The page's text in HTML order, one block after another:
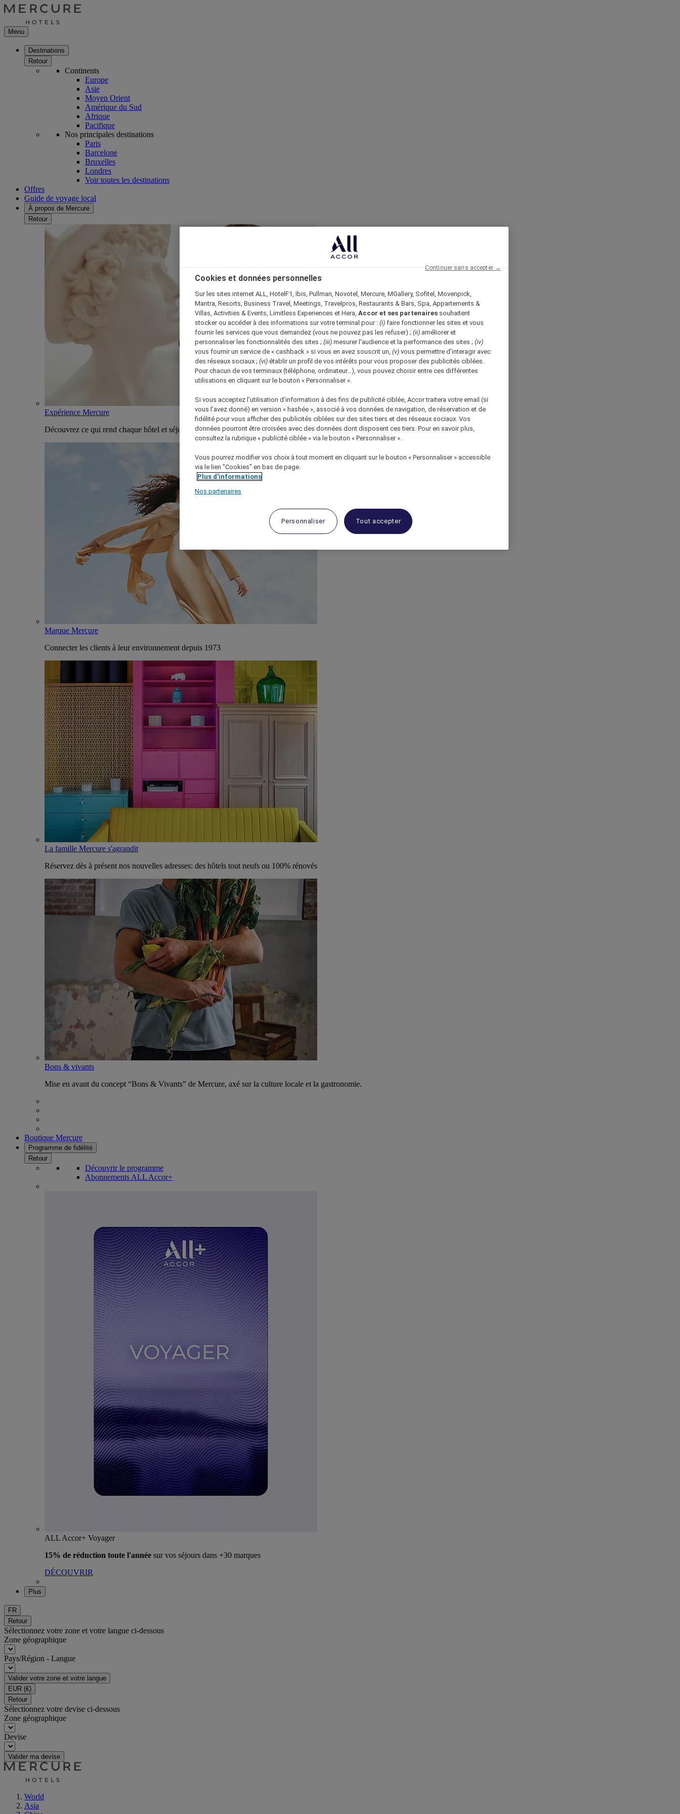
Menu
Destinations
Retour
Continents
Europe
Asie
Moyen Orient
Amérique du Sud
Afrique
Pacifique
Nos principales destinations
Paris
Barcelone
Bruxelles
Londres
Voir toutes les destinations
Offres
Guide de voyage local
À propos de Mercure
Retour
Expérience Mercure
Découvrez ce qui rend chaque hôtel et séjour Mercure unique
Marque Mercure
Connecter les clients à leur environnement depuis 1973
La famille Mercure s'agrandit
Réservez dès à présent nos nouvelles adresses: des hôtels tout neufs ou 100% rénovés
Bons & vivants
Mise en avant du concept “Bons & Vivants” de Mercure, axé sur la culture locale et la gastronomie.
Boutique Mercure
Programme de fidélité
Retour
Découvrir le programme
Abonnements ALL Accor+
ALL Accor+ Voyager
15% de réduction toute l'année sur vos séjours dans +30 marques
DÉCOUVRIR
Plus
FR
Retour
Sélectionnez votre zone et votre langue ci-dessous
Zone géographique
Pays/Région - Langue
Valider votre zone et votre langue
EUR (€)
Retour
Sélectionnez votre devise ci-dessous
Zone géographique
Devise
Valider ma devise
World
Asia
Cookies et données personnelles
Sur les sites internet ALL, HotelF1, Ibis, Pullman, Novotel, Mercure, MGallery, Sofitel, Movenpick,
Mantra, Resorts, Business Travel, Meetings, Travelpros, Restaurants & Bars, Spa, Appartements &
Villas, Activities & Events, Limitless Experiences et Hera, Accor et ses partenaires souhaitent
stocker ou accéder à des informations sur votre terminal pour : (i) faire fonctionner les sites et vous
fournir les services que vous demandez (vous ne pouvez pas les refuser) ; (ii) améliorer et
personnaliser les fonctionnalités des sites ; (iii) mesurer l'audience et la performance des sites ; (iv)
vous fournir un service de « cashback » si vous en avez souscrit un, (v) vous permettre d'interagir avec
des réseaux sociaux ; (vi) établir un profil de vos intérêts pour vous proposer des publicités ciblées.
Pour chacun de vos terminaux (téléphone, ordinateur…), vous pouvez choisir entre ces différentes
utilisations en cliquant sur le bouton « Personnaliser ».
Si vous acceptez l’utilisation d’information à des fins de publicité ciblée, Accor traitera votre email (si
vous l’avez donné) en version « hashée », associé à vos données de navigation, de réservation et de
fidélité pour vous afficher des publicités ciblées sur des sites tiers et des réseaux sociaux. Vos
données pourront être croisées avec des données dont disposent ces tiers. Pour en savoir plus,
consultez la rubrique « publicité ciblée » via le bouton « Personnaliser ».
Vous pourrez modifier vos choix à tout moment en cliquant sur le bouton « Personnaliser » accessible
via le lien "Cookies" en bas de page.
Plus d'informations
Nos partenaires
Personnaliser Tout accepter
Continuer sans accepter →